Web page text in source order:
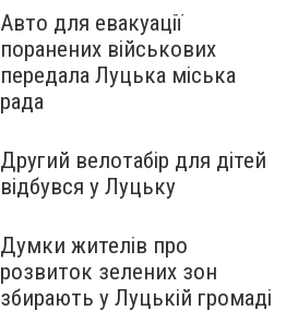
Авто для евакуації
поранених військових
передала Луцька міська
рада
Другий велотабір для дітей
відбувся у Луцьку
Думки жителів про
розвиток зелених зон
збирають у Луцькій громаді